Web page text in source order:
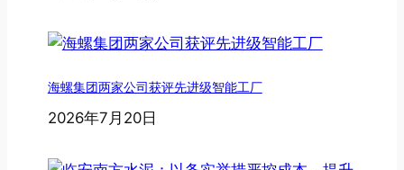
海螺集团两家公司获评先进级智能工厂
2026年7月20日